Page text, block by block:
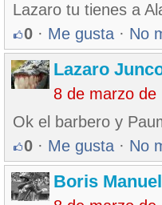
Lazaro tu tienes a
0 · Me gusta · No
Lazaro
8 de marzo de
Ok el barbero y
0 · Me gusta · No
Boris